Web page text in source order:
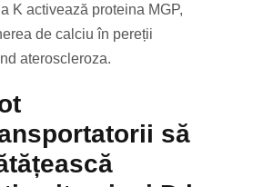
K activează proteina MGP,
de calciu în pereții
ateroscleroza.
să